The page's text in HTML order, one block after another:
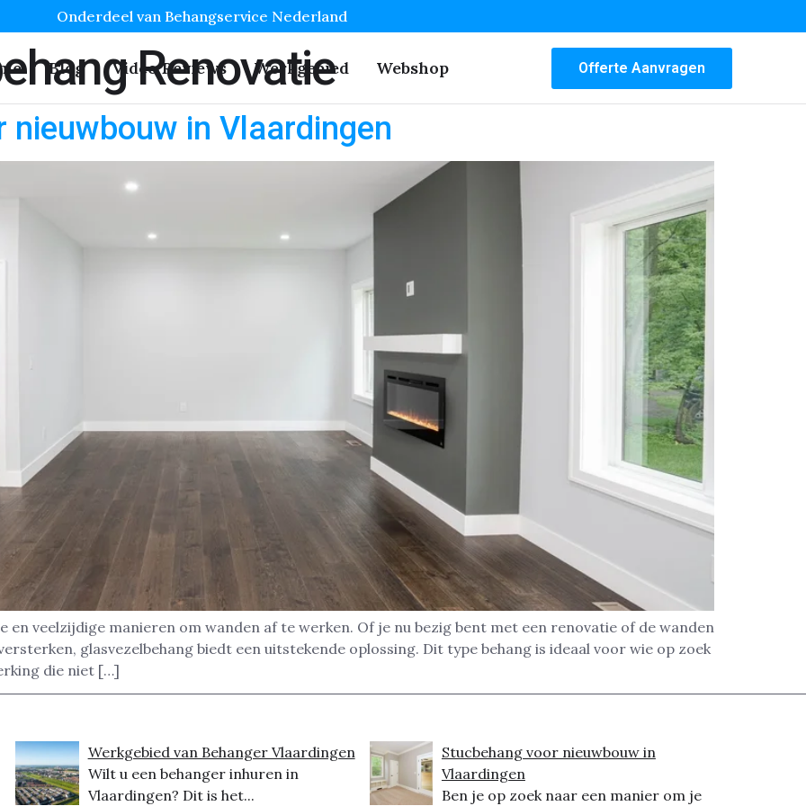
Onderdeel van Behangservice Nederland
Blog Video Reviews Werkgebied Webshop Offerte Aanvragen
Renovatie
nieuwbouw in Vlaardingen
en veelzijdige manieren om wanden af te werken. Of je nu bezig bent met een renovatie of de wanden
glasvezelbehang biedt een uitstekende oplossing. Dit type behang is ideaal voor wie op zoek
die niet […]
Werkgebied van Behanger Vlaardingen
Wilt u een behanger inhuren in
Vlaardingen? Dit is het...
Stucbehang voor nieuwbouw in
Vlaardingen
Ben je op zoek naar een manier om je